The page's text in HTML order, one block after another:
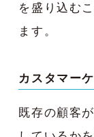
を盛り込む
ます。
カスタマー
既存の顧客